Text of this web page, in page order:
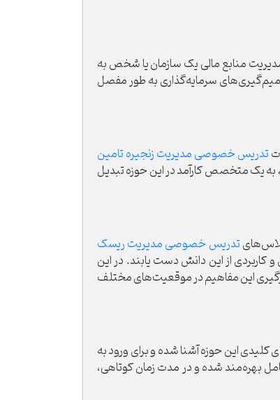
منابع مالی یک سازمان یا شخص به
سرمایه‌گذاری به طور مفصل
تدریس خصوصی مدیریت زنجیره تامین
یک متخصص کارآمد در این حوزه تبدیل
تدریس خصوصی مدیریت ریسک
از این دانش دست یابند. در این
این مفاهیم در موقعیت‌های مختلف
این حوزه آشنا شده و برای ورود به
بهره‌مند شده و در مدت زمان کوتاهی،